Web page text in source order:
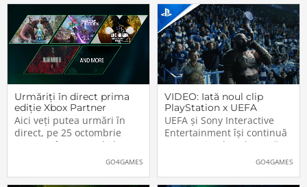
Urmăriți în direct prima
ediție Xbox Partner
Preview
Aici veți putea urmări în
direct, pe 25 octombrie
2023, cu începere de la
20:00 (ora României), prima
Partner Preview, folosit de
GO4GAMES
VIDEO: Iată noul clip
PlayStation x UEFA
Champions League. Nu
lipsesc vedetele din
jocurile Sony
UEFA și Sony Interactive
Entertainment își continuă
parteneriatul ce durează
deja de peste un sfert de
dintre principalii sponsorii
GO4GAMES